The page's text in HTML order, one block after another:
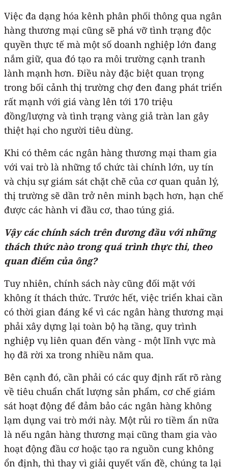
Việc đa dạng hóa kênh phân phối thông qua ngân
hàng thương mại cũng sẽ phá vỡ tình trạng độc
quyền thực tế mà một số doanh nghiệp lớn đang
nắm giữ, qua đó tạo ra môi trường cạnh tranh
lành mạnh hơn. Điều này đặc biệt quan trọng
trong bối cảnh thị trường chợ đen đang phát triển
rất mạnh với giá vàng lên tới 170 triệu
đồng/lượng và tình trạng vàng giả tràn lan gây
thiệt hại cho người tiêu dùng.
Khi có thêm các ngân hàng thương mại tham gia
với vai trò là những tổ chức tài chính lớn, uy tín
và chịu sự giám sát chặt chẽ của cơ quan quản lý,
thị trường sẽ dần trở nên minh bạch hơn, hạn chế
được các hành vi đầu cơ, thao túng giá.
Vậy các chính sách trên đương đầu với những
thách thức nào trong quá trình thực thi, theo
quan điểm của ông?
Tuy nhiên, chính sách này cũng đối mặt với
không ít thách thức. Trước hết, việc triển khai cần
có thời gian đáng kể vì các ngân hàng thương mại
phải xây dựng lại toàn bộ hạ tầng, quy trình
nghiệp vụ liên quan đến vàng - một lĩnh vực mà
họ đã rời xa trong nhiều năm qua.
Bên cạnh đó, cần phải có các quy định rất rõ ràng
về tiêu chuẩn chất lượng sản phẩm, cơ chế giám
sát hoạt động để đảm bảo các ngân hàng không
lạm dụng vai trò mới này. Một rủi ro tiềm ẩn nữa
là nếu ngân hàng thương mại cũng tham gia vào
hoạt động đầu cơ hoặc tạo ra nguồn cung không
ổn định, thì thay vì giải quyết vấn đề, chúng ta lại